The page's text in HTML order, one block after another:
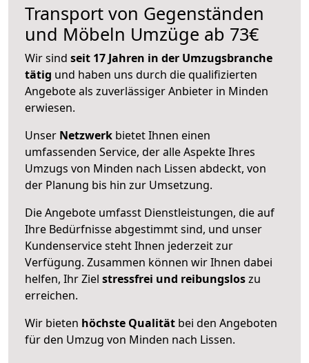
Transport von Gegenständen
und Möbeln Umzüge ab 73€
Wir sind seit 17 Jahren in der Umzugsbranche
tätig und haben uns durch die qualifizierten
Angebote als zuverlässiger Anbieter in Minden
erwiesen.
Unser Netzwerk bietet Ihnen einen
umfassenden Service, der alle Aspekte Ihres
Umzugs von Minden nach Lissen abdeckt, von
der Planung bis hin zur Umsetzung.
Die Angebote umfasst Dienstleistungen, die auf
Ihre Bedürfnisse abgestimmt sind, und unser
Kundenservice steht Ihnen jederzeit zur
Verfügung. Zusammen können wir Ihnen dabei
helfen, Ihr Ziel stressfrei und reibungsloszu
erreichen.
Wir bieten höchste Qualität bei den Angeboten
für den Umzug von Minden nach Lissen.